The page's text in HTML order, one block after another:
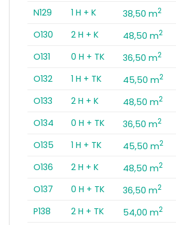
N129
1 H + K 38,50 m2
O130
2 H + K 48,50 m2
O131
0 H + TK 36,50 m2
O132
1 H + TK 45,50 m2
O133
2 H + K 48,50 m2
O134
0 H + TK 36,50 m2
O135
1 H + TK 45,50 m2
O136
2 H + K 48,50 m2
O137
0 H + TK 36,50 m2
P138
2 H + TK 54,00 m2